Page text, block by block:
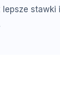
lepsze stawki